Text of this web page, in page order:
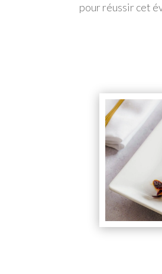
pour réussir cet